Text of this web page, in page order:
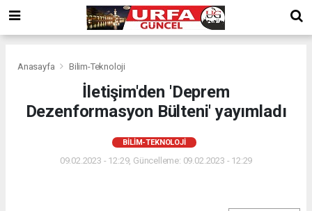
Anasayfa Bilim-Teknoloji
İletişim'den 'Deprem
Dezenformasyon Bülteni' yayımladı
BILIM-TEKNOLOJI
09.02.2023 - 12:29, Güncelleme: 09.02.2023 - 12:29